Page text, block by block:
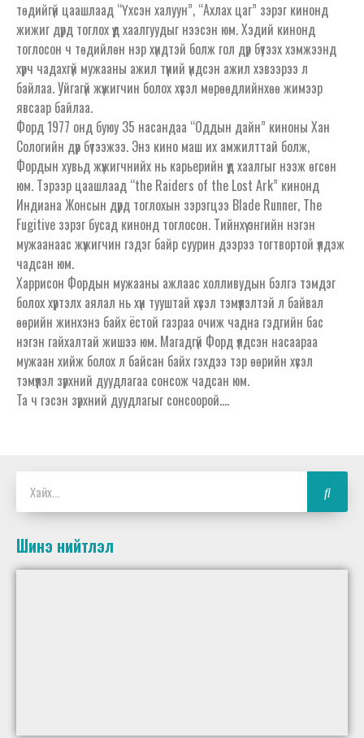
төдийгүй цаашлаад “Үхсэн халуун”, “Ахлах цаг” зэрэг кинонд
жижиг дүрд тоглох үүд хаалгуудыг нээсэн юм. Хэдий кинонд
тоглосон ч төдийлөн нэр хүндтэй болж гол дүр бүтээх хэмжээнд
хүрч чадахгүй мужааны ажил түүний үндсэн ажил хэвээрээ л
байлаа. Уйгагүй жүжигчин болох хүсэл мөрөөдлийнхөө жимээр
явсаар байлаа.
Форд 1977 онд буюу 35 насандаа “Оддын дайн” киноны Хан
Сологийн дүр бүтээжээ. Энэ кино маш их амжилттай болж,
Фордын хувьд жүжигчнийх нь карьерийн үүд хаалгыг нээж өгсөн
юм. Тэрээр цаашлаад “the Raiders of the Lost Ark” кинонд
Индиана Жонсын дүрд тоглохын зэрэгцээ Blade Runner, The
Fugitive зэрэг бусад кинонд тоглосон. Тийнхүү энгийн нэгэн
мужаанаас жүжигчин гэдэг байр суурин дээрээ тогтвортой үлдэж
чадсан юм.
Харрисон Фордын мужааны ажлаас холливудын бэлгэ тэмдэг
болох хүртэлх аялал нь хүн тууштай хүсэл тэмүүлэлтэй л байвал
өөрийн жинхэнэ байх ёстой газраа очиж чадна гэдгийн бас
нэгэн гайхалтай жишээ юм. Магадгүй Форд үлдсэн насаараа
мужаан хийж болох л байсан байх гэхдээ тэр өөрийн хүсэл
тэмүүлэл зүрхний дуудлагаа сонсож чадсан юм.
Та ч гэсэн зүрхний дуудлагыг сонсоорой….
Шинэ нийтлэл